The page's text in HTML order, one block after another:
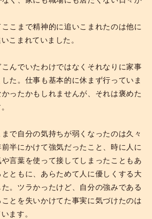
こまで精神的に追いこまれたのは他に
こまれていました。
んでいたわけではなくそれなりに家事
た。仕事も基本的に休まず行っていま
ったかもしれませんが、それは褒めた
で自分の気持ちが弱くなったのは久々
半にかけて強気だったこと、時に人に
言葉を使って接してしまったこともあ
ともに、あらためて人に優しくする大
。ツラかったけど、自分の強みである
とを失いかけてた事実に気づけたのは
ます。